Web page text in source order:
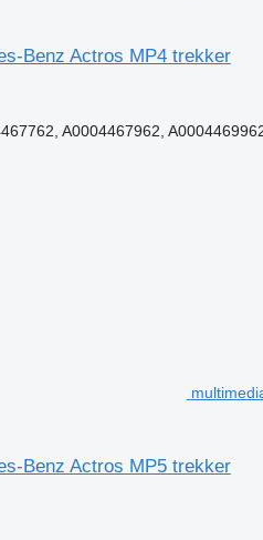
Benz Actros MP4 trekker
A0004467962,
Benz Actros MP5 trekker